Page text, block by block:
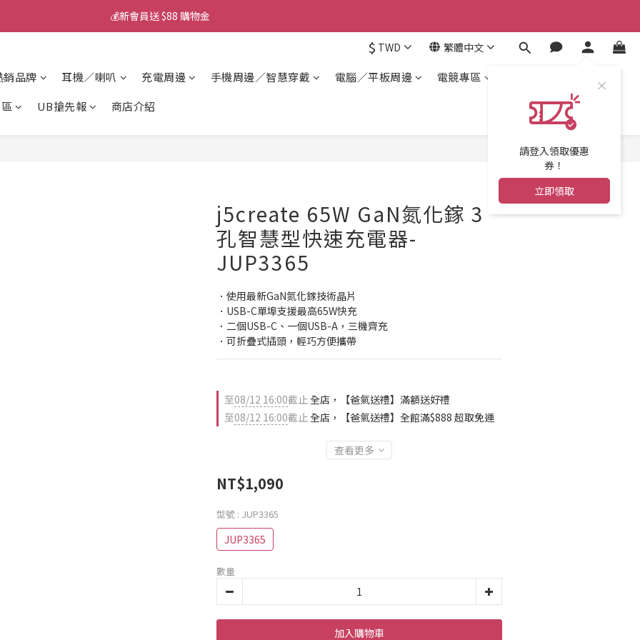
💰新會員送 $88 購物金
💰新會員送 $88 購物金
💰新會員送 $88 購物金
$ TWD 繁體中文
請登入領取優惠
券！
立即領取
銷品牌 耳機／喇叭 充電周邊 手機周邊／智慧穿戴 電腦／平板周邊
電競專區
UB搶先報 商店介紹
j5create 65W GaN氮化鎵 3
孔智慧型快速充電器-
JUP3365
．使用最新GaN氮化鎵技術晶片
．USB-C單埠支援最高65W快充
．二個USB-C、一個USB-A，三機齊充
．可折疊式插頭，輕巧方便攜帶
至08/12 16:00截止全店，【爸氣送禮】滿額送好禮
至08/12 16:00截止全店，【爸氣送禮】全館滿$888 超取免運
查看更多
NT$1,090
型號 : JUP3365
JUP3365
數量
加入購物車